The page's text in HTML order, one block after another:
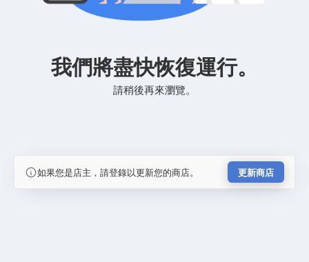
我們將盡快恢復運行。
請稍後再來瀏覽。
如果您是店主，請登錄以更新您的商店。 更新商店